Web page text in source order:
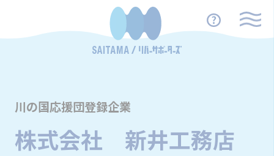
川の国応援団登録企業
株式会社 新井工務店